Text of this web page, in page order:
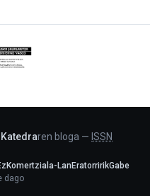
ren bloga — ISSN
LanEratorririkGabe
dago